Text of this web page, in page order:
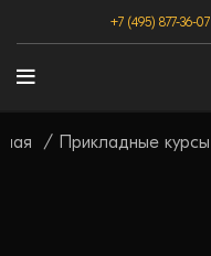
+7 (495) 877-36-07
Прикладные курсы